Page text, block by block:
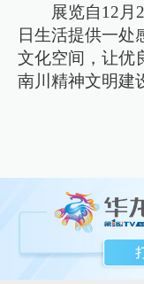
展览自12月
日生活提供一处
文化空间，让优
南川精神文明建